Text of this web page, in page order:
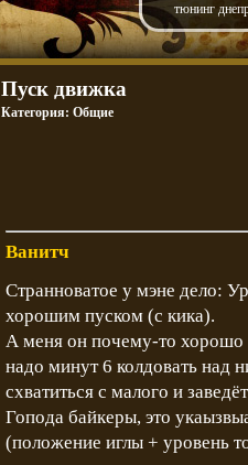
тюнинг
Пуск движка
Категория: Общие
Ванитч
Странноватое у мэне дело:
хорошим пуском (с кика).
А меня он почему-то хорошо
надо минут 6 колдовать над
схватиться с малого и
Гопода байкеры, это
(положение иглы + уровень